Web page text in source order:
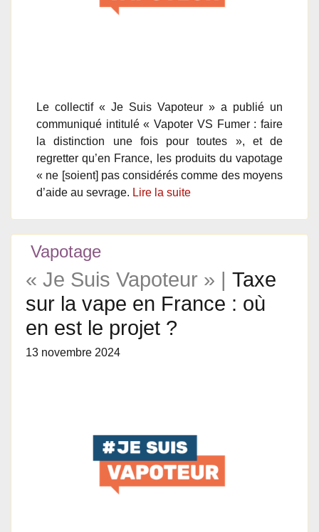
Le collectif « Je Suis Vapoteur » a publié un
communiqué intitulé « Vapoter VS Fumer : faire
la distinction une fois pour toutes », et de
regretter qu’en France, les produits du vapotage
« ne [soient] pas considérés comme des moyens
d’aide au sevrage. Lire la suite
Vapotage
« Je Suis Vapoteur » | Taxe
sur la vape en France : où
en est le projet ?
13 novembre 2024